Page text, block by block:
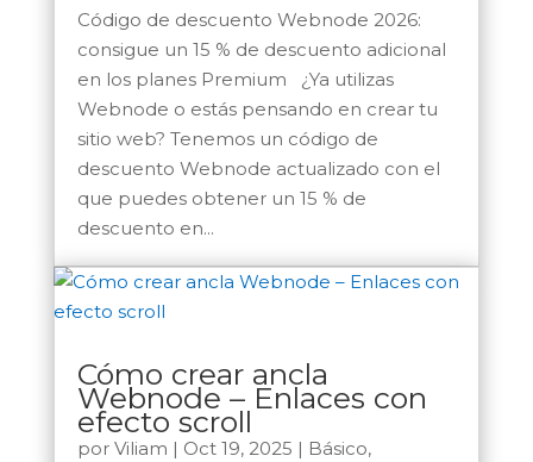
Código de descuento Webnode 2026:
consigue un 15 % de descuento adicional
en los planes Premium ¿Ya utilizas
Webnode o estás pensando en crear tu
sitio web? Tenemos un código de
descuento Webnode actualizado con el
que puedes obtener un 15 % de
descuento en...
Cómo crear ancla
Webnode – Enlaces con
efecto scroll
por Viliam | Oct 19, 2025 | Básico,